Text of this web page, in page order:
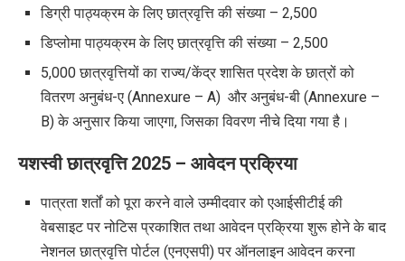
डिग्री पाठ्यक्रम के लिएछात्रवृत्ति की संख्या – 2,500
डिप्लोमा पाठ्यक्रम के लिएछात्रवृत्ति की संख्या – 2,500
5,000 छात्रवृत्तियों का राज्य/केंद्र शासित प्रदेश के छात्रों को
वितरण अनुबंध-ए (Annexure – A) और अनुबंध-बी (Annexure –
B) के अनुसार किया जाएगा, जिसका विवरण नीचे दिया गया है।
यशस्वी छात्रवृत्ति 2025 – आवेदन प्रक्रिया
पात्रता शर्तों को पूरा करने वाले उम्मीदवार को एआईसीटीई की
वेबसाइट पर नोटिस प्रकाशित तथा आवेदन प्रक्रिया शुरू होने के बाद
नेशनल छात्रवृत्ति पोर्टल (एनएसपी) पर ऑनलाइन आवेदन करना